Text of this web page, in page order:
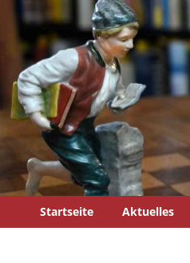
Startseite Aktuelles